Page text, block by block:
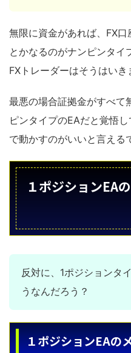
無限に資金があれば、FX
とかなるのがナンピンタイ
FXトレーダーはそうはいき
最悪の場合証拠金がすべて
ピンタイプのEAだと覚悟
で動かすのがいいと言える
１ポジションEA
反対に、1ポジションタ
うなんだろう？
１ポジションEAの